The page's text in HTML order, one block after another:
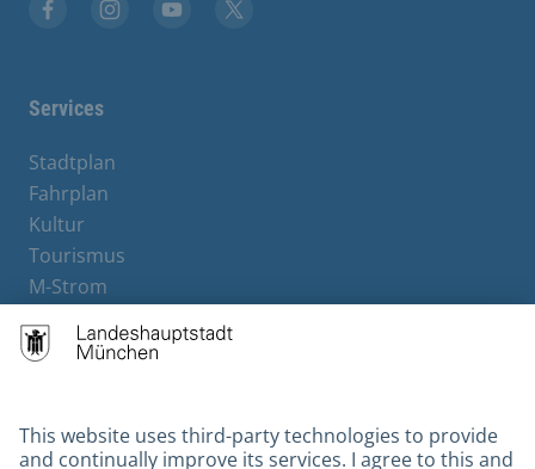
Services
Stadtplan
Fahrplan
Kultur
Tourismus
M-Strom
Hotels
Contact